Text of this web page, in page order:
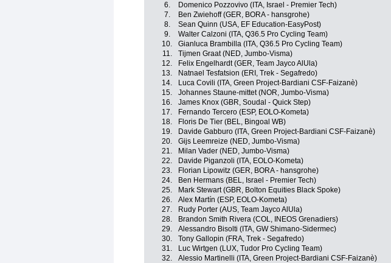
6.
Domenico Pozzovivo (ITA, Israel - Premier Tech)
7.
Ben Zwiehoff (GER, BORA - hansgrohe)
8.
Sean Quinn (USA, EF Education-EasyPost)
9.
Walter Calzoni (ITA, Q36.5 Pro Cycling Team)
10.
Gianluca Brambilla (ITA, Q36.5 Pro Cycling Team)
11.
Tijmen Graat (NED, Jumbo-Visma)
12.
Felix Engelhardt (GER, Team Jayco AlUla)
13.
Natnael Tesfatsion (ERI, Trek - Segafredo)
14.
Luca Covili (ITA, Green Project-Bardiani CSF-Faizanè)
15.
Johannes Staune-mittet (NOR, Jumbo-Visma)
16.
James Knox (GBR, Soudal - Quick Step)
17.
Fernando Tercero (ESP, EOLO-Kometa)
18.
Floris De Tier (BEL, Bingoal WB)
19.
Davide Gabburo (ITA, Green Project-Bardiani CSF-Faizanè)
20.
Gijs Leemreize (NED, Jumbo-Visma)
21.
Milan Vader (NED, Jumbo-Visma)
22.
Davide Piganzoli (ITA, EOLO-Kometa)
23.
Florian Lipowitz (GER, BORA - hansgrohe)
24.
Ben Hermans (BEL, Israel - Premier Tech)
25.
Mark Stewart (GBR, Bolton Equities Black Spoke)
26.
Alex Martín (ESP, EOLO-Kometa)
27.
Rudy Porter (AUS, Team Jayco AlUla)
28.
Brandon Smith Rivera (COL, INEOS Grenadiers)
29.
Alessandro Bisolti (ITA, GW Shimano-Sidermec)
30.
Tony Gallopin (FRA, Trek - Segafredo)
31.
Luc Wirtgen (LUX, Tudor Pro Cycling Team)
32.
Alessio Martinelli (ITA, Green Project-Bardiani CSF-Faizanè)